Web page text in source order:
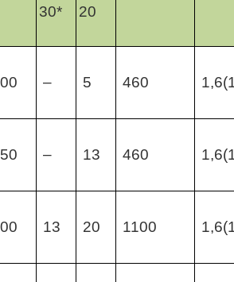
30*
20
– 5 460
– 13 460
13 20 1100